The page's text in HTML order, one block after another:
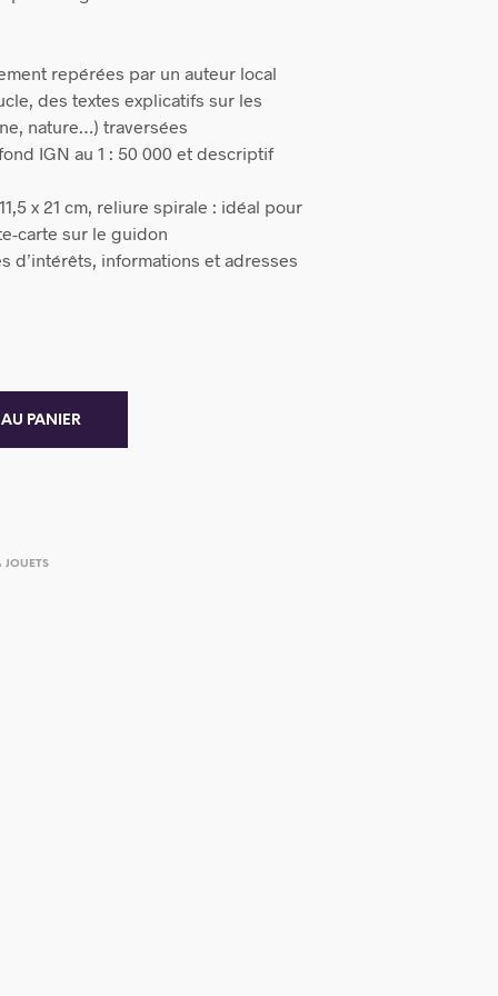
repérées par un auteur local
des textes explicatifs sur les
nature…) traversées
IGN au 1 : 50 000 et descriptif
x 21 cm, reliure spirale : idéal pour
carte sur le guidon
d’intérêts, informations et adresses
PANIER
JOUETS